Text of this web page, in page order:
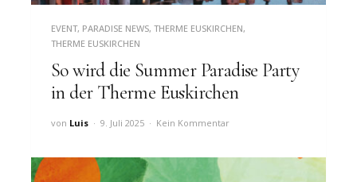
EVENT, PARADISE NEWS, THERME EUSKIRCHEN,
THERME EUSKIRCHEN
So wird die Summer Paradise Party
in der Therme Euskirchen
von Luis 9. Juli 2025 Kein Kommentar